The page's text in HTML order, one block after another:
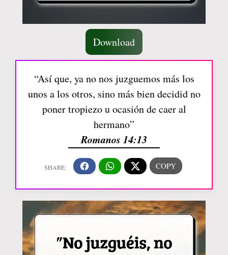
Download
“Así que, ya no nos juzguemos más los
unos a los otros, sino más bien decidid no
poner tropiezo u ocasión de caer al
hermano”
Romanos 14:13